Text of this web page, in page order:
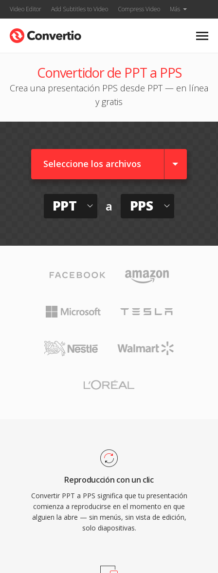
Video Editor Add Subtitles to Video Compress Video Más
Convertidor de PPT a PPS
Crea una presentación PPS desde PPT — en línea
y gratis
Seleccione los archivos
PPT a PPS
Reproducción con un clic
Convertir PPT a PPS significa que tu presentación
comienza a reproducirse en el momento en que
alguien la abre — sin menús, sin vista de edición,
solo diapositivas.